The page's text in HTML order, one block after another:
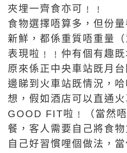
夾埋一齊食亦可﹗﹗
食物選擇唔算多，但份
新鮮，都係重質唔重量
表現啦﹗﹗仲有個有趣
原來係正中央車站既月
邊睇到火車站既情況，
想，假如酒店可以直通
GOOD FIT啦﹗（當然
餐，客人需要自己將食
自己好習慣哩個做法，當